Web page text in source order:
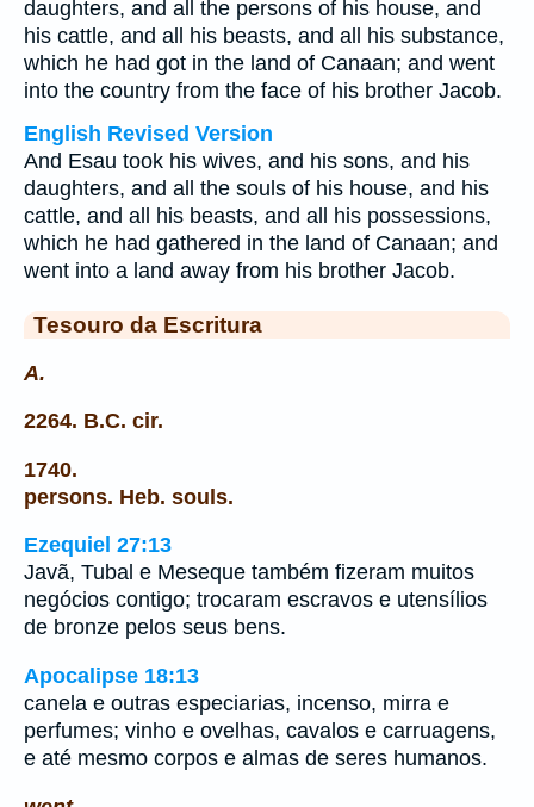
daughters, and all the persons of his house, and
his cattle, and all his beasts, and all his substance,
which he had got in the land of Canaan; and went
into the country from the face of his brother Jacob.
English Revised Version
And Esau took his wives, and his sons, and his
daughters, and all the souls of his house, and his
cattle, and all his beasts, and all his possessions,
which he had gathered in the land of Canaan; and
went into a land away from his brother Jacob.
Tesouro da Escritura
A.
2264. B.C. cir.
1740.
persons. Heb. souls.
Ezequiel 27:13
Javã, Tubal e Meseque também fizeram muitos
negócios contigo; trocaram escravos e utensílios
de bronze pelos seus bens.
Apocalipse 18:13
canela e outras especiarias, incenso, mirra e
perfumes; vinho e ovelhas, cavalos e carruagens,
e até mesmo corpos e almas de seres humanos.